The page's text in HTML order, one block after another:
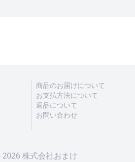
商品のお届けについて
お支払方法について
返品について
お問い合わせ
株式会社おまけ